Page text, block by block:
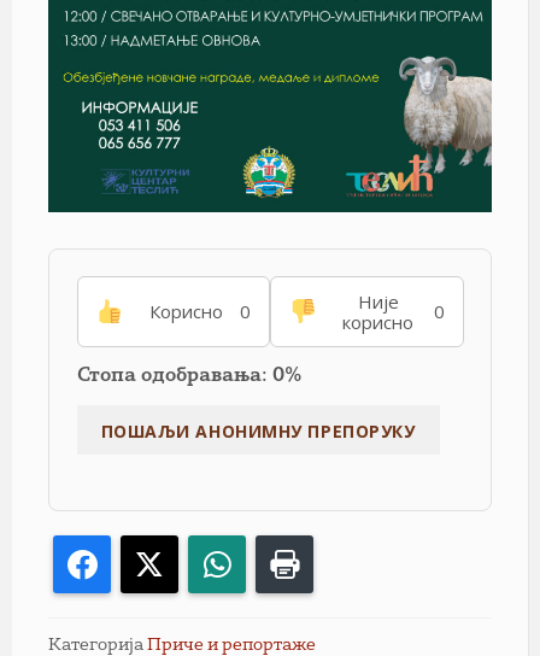
Корисно 0
Није
корисно
0
Стопа одобравања: 0%
Facebook WhatsApp
Категорија Приче и репортаже